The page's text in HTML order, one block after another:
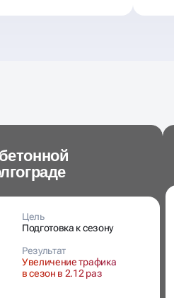
Цель
Подготовка к сезону
Результат
Увеличение трафика
в сезон в 2.12 раз